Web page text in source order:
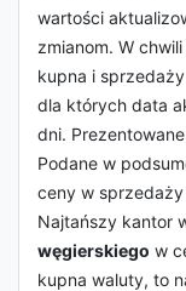
wartości
zmianom. W
kupna i
dla których data
dni.
Podane w
ceny w sprzedaży
Najtańszy kantor
węgierskiego w
kupna waluty, to